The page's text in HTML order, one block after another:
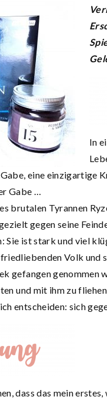
In
eine
Gabe …
brutalen Tyrannen
gegen seine
Sie ist stark und viel
Volk und
gefangen
und mit ihm zu
entscheiden: sich
dass das mein